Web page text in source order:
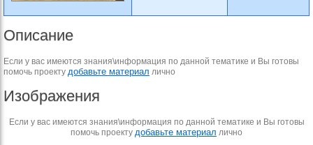
Описание
Если у вас имеются знания\информация по данной тематике и Вы готовы
помочь проекту добавьте материал лично
Изображения
Если у вас имеются знания\информация по данной тематике и Вы готовы
помочь проекту добавьте материал лично